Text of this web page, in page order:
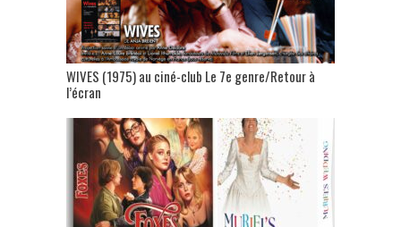
WIVES (1975) au ciné-club Le 7e genre/Retour à
l’écran